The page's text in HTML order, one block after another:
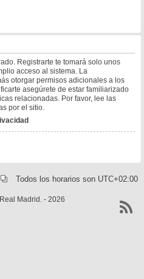
Registrarte te tomará solo unos
acceso al sistema. La
otorgar permisos adicionales a los
asegúrete de estar familiarizado
relacionadas. Por favor, lee las
por el sitio.
Todos los horarios son UTC+02:00
Madrid. - 2026